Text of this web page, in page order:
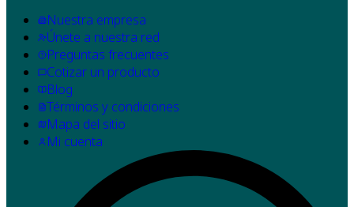
Nuestra empresa
Únete a nuestra red
Preguntas frecuentes
Cotizar un producto
Blog
Términos y condiciones
Mapa del sitio
Mi cuenta